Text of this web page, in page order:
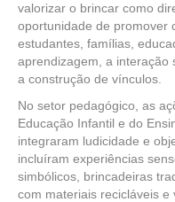
valorizar o brincar como
oportunidade de promover
estudantes, famílias,
aprendizagem, a interação
a construção de vínculos.
No setor pedagógico, as
Educação Infantil e do
integraram ludicidade e
incluíram experiências
simbólicos, brincadeiras
com materiais recicláveis